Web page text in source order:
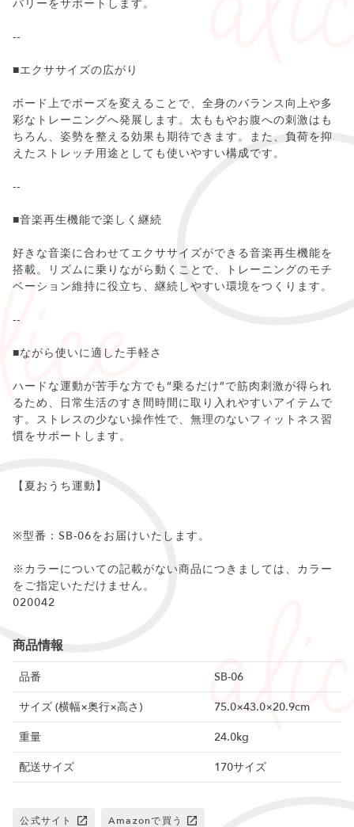
バリーをサポートします。
--
■エクササイズの広がり
ボード上でポーズを変えることで、全身のバランス向上や多
彩なトレーニングへ発展します。太ももやお腹への刺激はも
ちろん、姿勢を整える効果も期待できます。また、負荷を抑
えたストレッチ用途としても使いやすい構成です。
--
■音楽再生機能で楽しく継続
好きな音楽に合わせてエクササイズができる音楽再生機能を
搭載。リズムに乗りながら動くことで、トレーニングのモチ
ベーション維持に役立ち、継続しやすい環境をつくります。
--
■ながら使いに適した手軽さ
ハードな運動が苦手な方でも“乗るだけ”で筋肉刺激が得られ
るため、日常生活のすき間時間に取り入れやすいアイテムで
す。ストレスの少ない操作性で、無理のないフィットネス習
慣をサポートします。
【夏おうち運動】
※型番：‎SB-06をお届けいたします。
※カラーについての記載がない商品につきましては、カラー
をご指定いただけません。
020042
商品情報
品番
SB-06
サイズ (横幅×奥行×高さ)
75.0×43.0×20.9cm
重量
24.0kg
配送サイズ
170サイズ
公式サイト Amazonで買う